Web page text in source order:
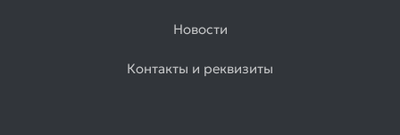
Новости
Контакты и реквизиты